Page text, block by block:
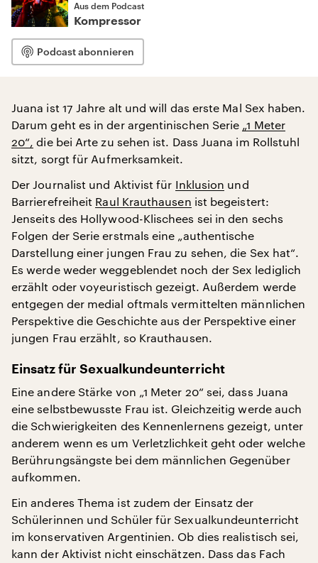
Aus dem Podcast
Kompressor
Podcast abonnieren
Juana ist 17 Jahre alt und will das erste Mal Sex haben.
Darum geht es in der argentinischen Serie „1 Meter
20“, die bei Arte zu sehen ist. Dass Juana im Rollstuhl
sitzt, sorgt für Aufmerksamkeit.
Der Journalist und Aktivist für Inklusion und
Barrierefreiheit Raul Krauthausen ist begeistert:
Jenseits des Hollywood-Klischees sei in den sechs
Folgen der Serie erstmals eine „authentische
Darstellung einer jungen Frau zu sehen, die Sex hat“.
Es werde weder weggeblendet noch der Sex lediglich
erzählt oder voyeuristisch gezeigt. Außerdem werde
entgegen der medial oftmals vermittelten männlichen
Perspektive die Geschichte aus der Perspektive einer
jungen Frau erzählt, so Krauthausen.
Einsatz für Sexualkundeunterricht
Eine andere Stärke von „1 Meter 20“ sei, dass Juana
eine selbstbewusste Frau ist. Gleichzeitig werde auch
die Schwierigkeiten des Kennenlernens gezeigt, unter
anderem wenn es um Verletzlichkeit geht oder welche
Berührungsängste bei dem männlichen Gegenüber
aufkommen.
Ein anderes Thema ist zudem der Einsatz der
Schülerinnen und Schüler für Sexualkundeunterricht
im konservativen Argentinien. Ob dies realistisch sei,
kann der Aktivist nicht einschätzen. Dass das Fach